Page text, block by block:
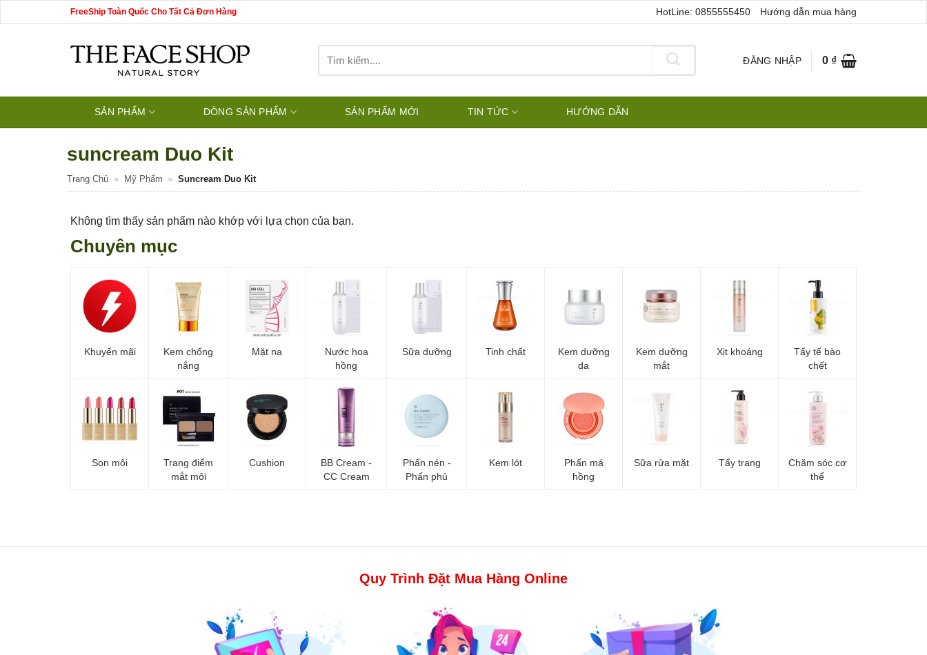
qua
FreeShip Toàn Quốc Cho Tất Cả Đơn Hàng HotLine: 0855555450 Hướng dẫn mua hàng
kiếm:
ĐĂNG NHẬP 0 ₫
SẢN PHẨM DÒNG SẢN PHẨM SẢN PHẨM MỚI TIN TỨC HƯỚNG DẪN
suncream Duo Kit
Trang Chủ » Mỹ Phẩm » Suncream Duo Kit
Không tìm thấy sản phẩm nào khớp với lựa chọn của bạn.
Chuyên mục
Khuyến mãi
Kem chống
nắng
Mặt nạ
Nước hoa
hồng
Sữa dưỡng Tinh chất
Kem dưỡng
da
Kem dưỡng
mắt
Xịt khoáng
Tẩy tế bào
chết
Son môi
Trang điểm
mắt môi
Cushion
BB Cream -
CC Cream
Phấn nén -
Phấn phủ
Kem lót
Phấn má
hồng
Sữa rửa mặt Tẩy trang
Chăm sóc cơ
thể
Quy Trình Đặt Mua Hàng Online